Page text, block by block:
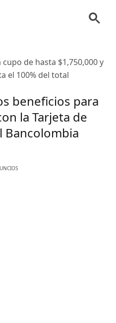
de hasta $1,750,000 y
el 100% del total
beneficios para
la Tarjeta de
Bancolombia